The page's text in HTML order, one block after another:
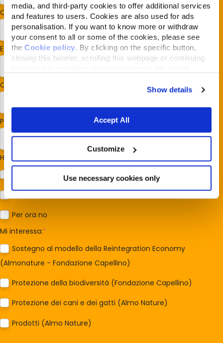
media, and third-party cookies to offer additional services
and features to users. Cookies are also used for ads
personalisation. If you want to know more or withdraw
your consent to all or some of the cookies, please see
the Cookie policy. By clicking on the specific button,
closing this banner, scrolling this webpage or continuing
Show details
Accept All
Customize
Use necessary cookies only
Cognome *
E-mail *
Codice postale
Paese/Regione
Hai cani o gatti?
Per ora no
Mi interessa:*
Sostegno al modello della Reintegration Economy
(Almonature - Fondazione Capellino)
Protezione della biodiversità (Fondazione Capellino)
Protezione dei cani e dei gatti (Almo Nature)
Prodotti (Almo Nature)